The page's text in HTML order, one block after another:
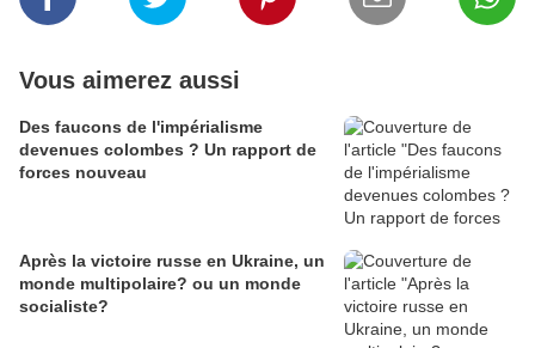
Vous aimerez aussi
Des faucons de l'impérialisme
devenues colombes ? Un rapport de
forces nouveau
Après la victoire russe en Ukraine, un
monde multipolaire? ou un monde
socialiste?